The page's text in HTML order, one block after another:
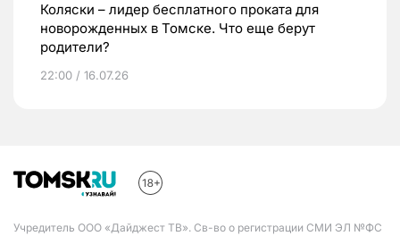
Коляски – лидер бесплатного проката для
новорожденных в Томске. Что еще берут
родители?
22:00 / 16.07.26
Учредитель ООО «Дайджест ТВ». Св-во о регистрации СМИ ЭЛ №ФС